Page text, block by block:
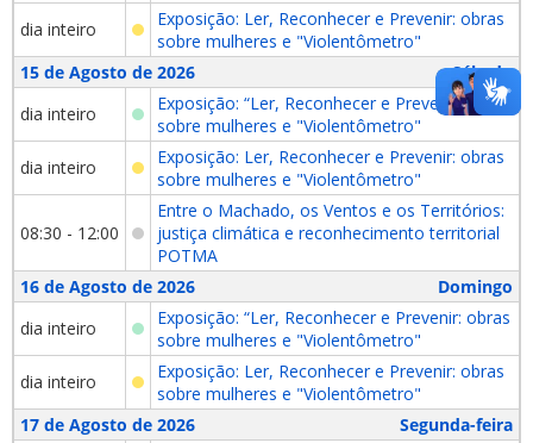
dia inteiro
Exposição: Ler, Reconhecer e Prevenir: obras
sobre mulheres e "Violentômetro"
15 de Agosto de 2026
Sábado
dia inteiro
Exposição: “Ler, Reconhecer e Prevenir: obras
sobre mulheres e "Violentômetro"
dia inteiro
Exposição: Ler, Reconhecer e Prevenir: obras
sobre mulheres e "Violentômetro"
08:30 - 12:00
Entre o Machado, os Ventos e os Territórios:
justiça climática e reconhecimento territorial
POTMA
16 de Agosto de 2026
Domingo
dia inteiro
Exposição: “Ler, Reconhecer e Prevenir: obras
sobre mulheres e "Violentômetro"
dia inteiro
Exposição: Ler, Reconhecer e Prevenir: obras
sobre mulheres e "Violentômetro"
17 de Agosto de 2026
Segunda-feira